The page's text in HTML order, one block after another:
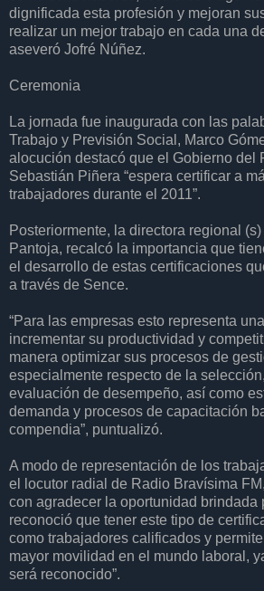
dignificada esta profesión y mejoran
realizar un mejor trabajo en cada una
aseveró Jofré Núñez.
Ceremonia
La jornada fue inaugurada con las
Trabajo y Previsión Social, Marco
alocución destacó que el Gobierno del
Sebastián Piñera “espera certificar a
trabajadores durante el 2011”.
Posteriormente, la directora regional
Pantoja, recalcó la importancia que
el desarrollo de estas certificaciones
a través de Sence.
“Para las empresas esto representa
incrementar su productividad y
manera optimizar sus procesos de
especialmente respecto de la
evaluación de desempeño, así como
demanda y procesos de capacitación
compendia”, puntualizó.
A modo de representación de los
el locutor radial de Radio Bravísima
con agradecer la oportunidad brindada
reconoció que tener este tipo de
como trabajadores calificados y
mayor movilidad en el mundo laboral,
será reconocido”.